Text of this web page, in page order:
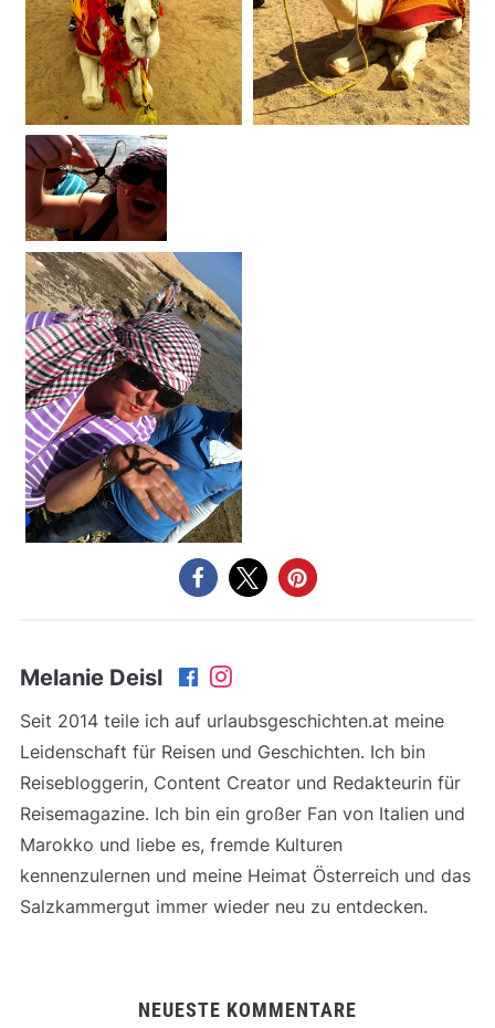
Melanie Deisl
Seit 2014 teile ich auf urlaubsgeschichten.at meine
Leidenschaft für Reisen und Geschichten. Ich bin
Reisebloggerin, Content Creator und Redakteurin für
Reisemagazine. Ich bin ein großer Fan von Italien und
Marokko und liebe es, fremde Kulturen
kennenzulernen und meine Heimat Österreich und das
Salzkammergut immer wieder neu zu entdecken.
NEUESTE KOMMENTARE